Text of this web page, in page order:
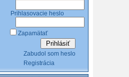
Prihlasovacie heslo
Zapamätať
Zabudol som heslo
Registrácia